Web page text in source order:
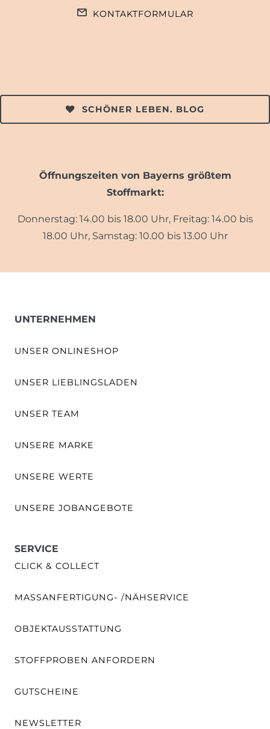
KONTAKTFORMULAR
SCHÖNER LEBEN. BLOG
Öffnungszeiten von Bayerns größtem
Stoffmarkt:
Donnerstag: 14.00 bis 18.00 Uhr, Freitag: 14.00 bis
18.00 Uhr, Samstag: 10.00 bis 13.00 Uhr
UNTERNEHMEN
UNSER ONLINESHOP
UNSER LIEBLINGSLADEN
UNSER TEAM
UNSERE MARKE
UNSERE WERTE
UNSERE JOBANGEBOTE
SERVICE
CLICK & COLLECT
MASSANFERTIGUNG- /NÄHSERVICE
OBJEKTAUSSTATTUNG
STOFFPROBEN ANFORDERN
GUTSCHEINE
NEWSLETTER